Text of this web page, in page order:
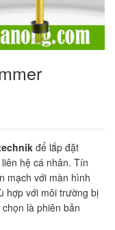
để lắp đặt
hệ cá nhân. Tín
mạch với màn hình
hợp với môi trường bị
là phiên bản